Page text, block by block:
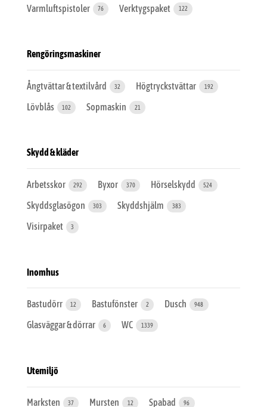
Varmluftspistoler 76 Verktygspaket 122
Rengöringsmaskiner
Ångtvättar & textilvård 32 Högtryckstvättar 192
Lövblås 102 Sopmaskin 21
Skydd & kläder
Arbetsskor 292 Byxor 370 Hörselskydd 524
Skyddsglasögon 303 Skyddshjälm 383
Visirpaket 3
Inomhus
Bastudörr 12 Bastufönster 2 Dusch 948
Glasväggar & dörrar 6 WC 1339
Utemiljö
Marksten 37 Mursten 12 Spabad 96